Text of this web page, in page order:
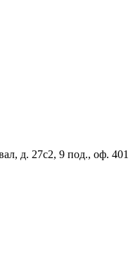
д. 27с2, 9 под., оф. 401